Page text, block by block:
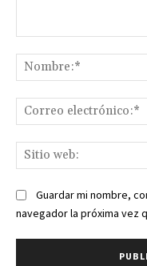
Guardar mi nombre,
navegador la próxima vez